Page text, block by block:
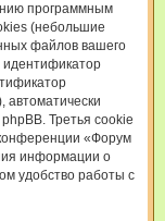
программным
(небольшие
файлов вашего
идентификатор
Третья cookie
«Форум
информации о
удобство работы с